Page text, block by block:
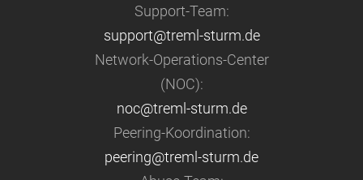
Support-Team:
support@treml-sturm.de
Network-Operations-Center
(NOC):
noc@treml-sturm.de
Peering-Koordination:
peering@treml-sturm.de